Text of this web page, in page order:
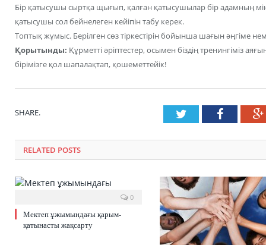
Бір қатысушы сыртқа щығып, қалған қатысушылар бір адамның
қатысушы сол бейнелеген кейіпін табу керек.
Топтық жұмыс. Берілген сөз тіркестірін бойынша шағын әңгіме
Қорытынды: Құрметті әріптестер, осымен біздің тренингіміз
бірімізге қол шапалақтап, қошеметтейік!
SHARE. Twitter
RELATED POSTS
0
Мектеп ұжымындағы қарым-
қатынасты жақсарту